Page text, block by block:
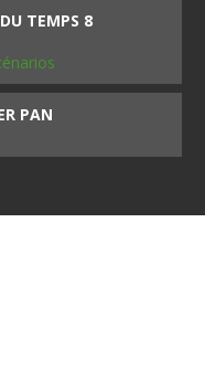
TEMPS 8
PAN